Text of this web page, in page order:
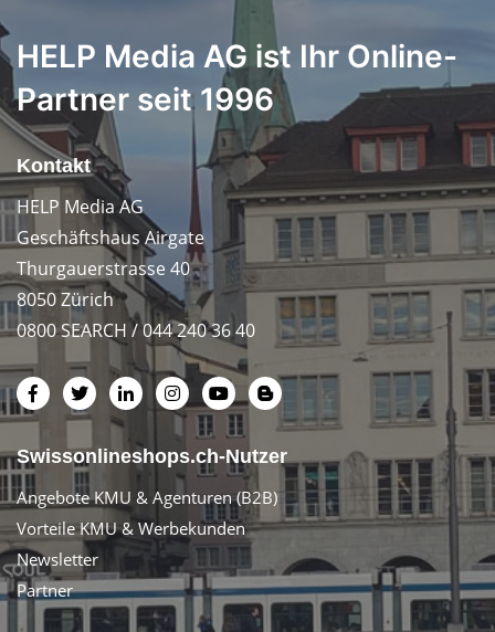
HELP Media AG ist Ihr Online-
Partner seit 1996
Kontakt
HELP Media AG
Geschäftshaus Airgate
Thurgauerstrasse 40
8050 Zürich
0800 SEARCH / 044 240 36 40
Swissonlineshops.ch-Nutzer
Angebote KMU & Agenturen (B2B)
Vorteile KMU & Werbekunden
Newsletter
Partner